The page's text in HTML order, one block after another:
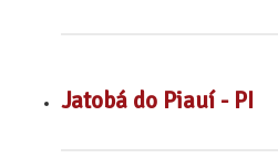
Jatobá do Piauí - PI